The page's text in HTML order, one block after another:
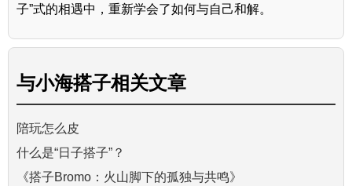
子”式的相遇中，重新学会了如何与自己和解。
与小海搭子相关文章
陪玩怎么皮
什么是“日子搭子”？
《搭子Bromo：火山脚下的孤独与共鸣》